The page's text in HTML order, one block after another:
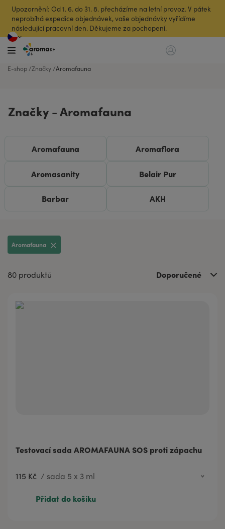
Upozornění: Od 1. 6. do 31. 8. přecházíme na letní provoz. V pátek
neprobíhá expedice objednávek, vaše objednávky vyřídíme
následující pracovní den. Děkujeme za pochopení.
E-shop Značky Aromafauna
Značky - Aromafauna
Aromafauna Aromaflora
Aromasanity Belair Pur
Barbar AKH
Aromafauna
80 produktů Doporučené
Testovací sada AROMAFAUNA SOS proti zápachu
115 Kč / sada 5 x 3 ml
Přidat do košíku